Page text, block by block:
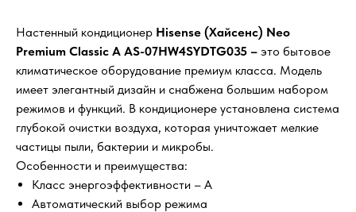
Настенный кондиционер Hisense (Хайсенс) Neo
Premium Classic A AS-07HW4SYDTG035 – это бытовое
климатическое оборудование премиум класса. Модель
имеет элегантный дизайн и снабжена большим набором
режимов и функций. В кондиционере установлена система
глубокой очистки воздуха, которая уничтожает мелкие
частицы пыли, бактерии и микробы.
Особенности и преимущества:
Класс энергоэффективности – А
Автоматический выбор режима